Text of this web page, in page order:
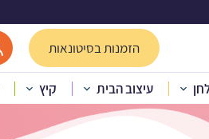
הזמנות בסיטונאות
עיצוב הבית קיץ 400 ג’